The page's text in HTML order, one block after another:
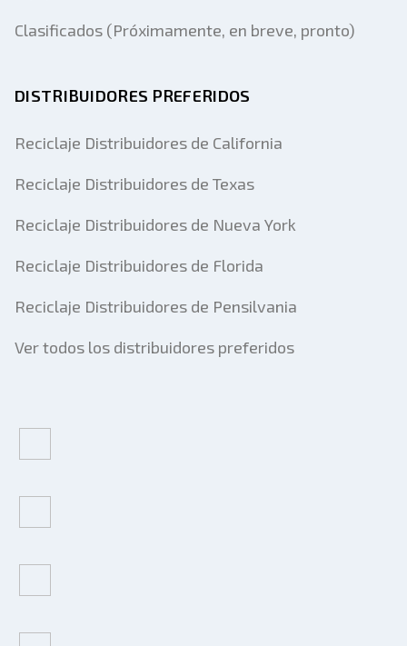
Clasificados (Próximamente, en breve, pronto)
DISTRIBUIDORES PREFERIDOS
Reciclaje Distribuidores de California
Reciclaje Distribuidores de Texas
Reciclaje Distribuidores de Nueva York
Reciclaje Distribuidores de Florida
Reciclaje Distribuidores de Pensilvania
Ver todos los distribuidores preferidos